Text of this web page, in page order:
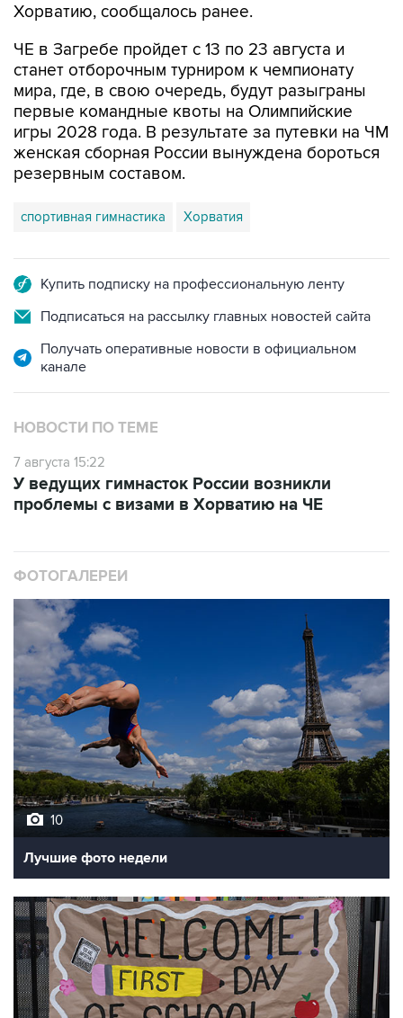
ЧЕ в Загребе пройдет с 13 по 23 августа и
мира, где, в свою очередь, будут разыграны
первые командные квоты на Олимпийские
игры 2028 года. В результате за путевки на ЧМ
женская сборная России вынуждена бороться
резервным составом.
спортивная гимнастика Хорватия
Подписаться на рассылку главных новостей сайта
Получать оперативные новости в официальном
канале
НОВОСТИ ПО ТЕМЕ
7 августа 15:22
проблемы с визами в Хорватию на ЧЕ
10
Лучшие фото недели